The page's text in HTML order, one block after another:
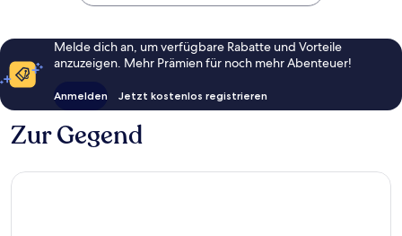
Melde dich an, um verfügbare Rabatte und Vorteile
anzuzeigen. Mehr Prämien für noch mehr Abenteuer!
Anmelden Jetzt kostenlos registrieren
Zur Gegend